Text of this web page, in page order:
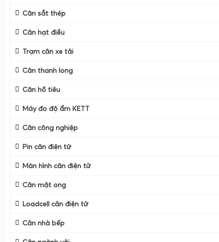
Cân sắt thép
Cân hạt điều
Trạm cân xe tải
Cân thanh long
Cân hồ tiêu
Máy đo độ ẩm KETT
Cân công nghiệp
Pin cân điện tử
Màn hình cân điện tử
Cân mật ong
Loadcell cân điện tử
Cân nhà bếp